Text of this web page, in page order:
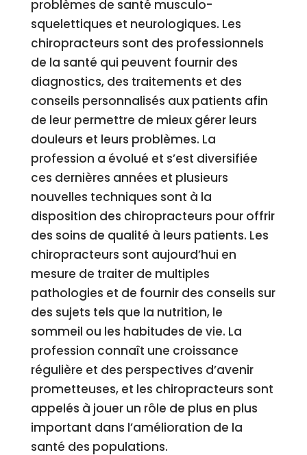
problèmes de santé musculo-
squelettiques et neurologiques. Les
chiropracteurs sont des professionnels
de la santé qui peuvent fournir des
diagnostics, des traitements et des
conseils personnalisés aux patients afin
de leur permettre de mieux gérer leurs
douleurs et leurs problèmes. La
profession a évolué et s’est diversifiée
ces dernières années et plusieurs
nouvelles techniques sont à la
disposition des chiropracteurs pour offrir
des soins de qualité à leurs patients. Les
chiropracteurs sont aujourd’hui en
mesure de traiter de multiples
pathologies et de fournir des conseils sur
des sujets tels que la nutrition, le
sommeil ou les habitudes de vie. La
profession connaît une croissance
régulière et des perspectives d’avenir
prometteuses, et les chiropracteurs sont
appelés à jouer un rôle de plus en plus
important dans l’amélioration de la
santé des populations.